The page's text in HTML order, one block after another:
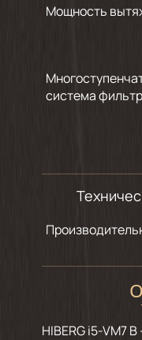
Мощность
система
HIBERG i5-VM7